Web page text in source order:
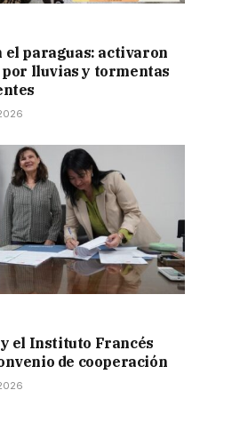
el paraguas: activaron
por lluvias y tormentas
el Instituto Francés
de cooperación